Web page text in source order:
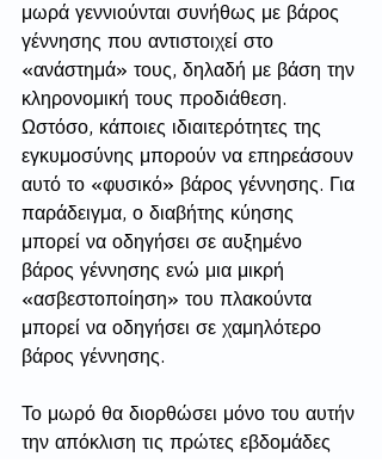
μωρά γεννιούνται συνήθως με βάρος
γέννησης που αντιστοιχεί στο
«ανάστημά» τους, δηλαδή με βάση την
κληρονομική τους προδιάθεση.
Ωστόσο, κάποιες ιδιαιτερότητες της
εγκυμοσύνης μπορούν να επηρεάσουν
αυτό το «φυσικό» βάρος γέννησης. Για
παράδειγμα, ο διαβήτης κύησης
μπορεί να οδηγήσει σε αυξημένο
βάρος γέννησης ενώ μια μικρή
«ασβεστοποίηση» του πλακούντα
μπορεί να οδηγήσει σε χαμηλότερο
βάρος γέννησης.
Το μωρό θα διορθώσει μόνο του αυτήν
την απόκλιση τις πρώτες εβδομάδες